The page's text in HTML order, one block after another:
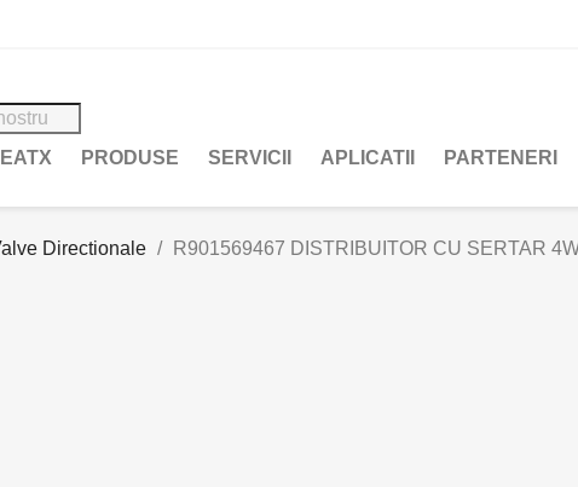
PRODUSE SERVICII APLICATII PARTENERI
Directionale R901569467 DISTRIBUITOR CU SERTAR